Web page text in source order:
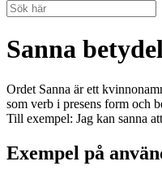
Sanna
Ordet Sanna är ett
som verb i presens form och
Till exempel: Jag kan sanna
Exempel på